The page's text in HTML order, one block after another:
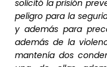
solicitó la prisión
peligro para la
y además para
además de la
mantenía dos